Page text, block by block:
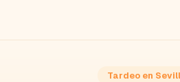
Tardeo en